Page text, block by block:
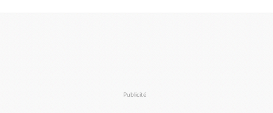
Publicité